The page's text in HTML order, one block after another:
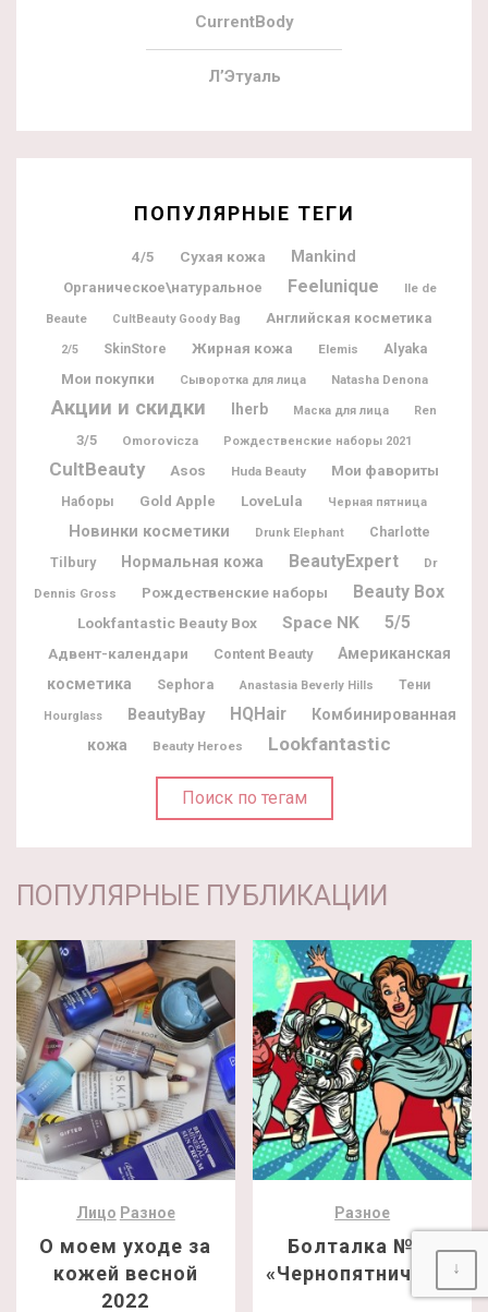
CurrentBody
Л’Этуаль
ПОПУЛЯРНЫЕ ТЕГИ
4/5 Сухая кожа Mankind
Органическое\натуральное Feelunique
Ile de
Beaute
CultBeauty Goody Bag Английская косметика
2/5 SkinStore Жирная кожа Elemis Alyaka
Мои покупки Сыворотка для лица Natasha Denona
Акции и скидки Iherb Маска для лица Ren
3/5 Omorovicza Рождественские наборы 2021
CultBeauty Asos Huda Beauty Мои фавориты
Наборы Gold Apple LoveLula Черная пятница
Новинки косметики Drunk Elephant
Charlotte
Tilbury
Нормальная кожа BeautyExpert
Dr
Dennis Gross
Рождественские наборы Beauty Box
Lookfantastic Beauty Box Space NK 5/5
Адвент-календари Content Beauty
Американская
косметика
Sephora Anastasia Beverly Hills Тени
Hourglass BeautyBay HQHair
Комбинированная
кожа
Beauty Heroes Lookfantastic
Поиск по тегам
ПОПУЛЯРНЫЕ ПУБЛИКАЦИИ
Лицо Разное
О моем уходе за
кожей весной
2022
Разное
Болталка №24
«Чернопятничная»↓